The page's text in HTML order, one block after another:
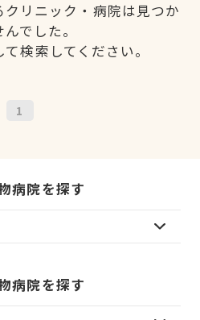
リニック・病院は見つか
でした。
検索してください。
1
病院を探す
病院を探す